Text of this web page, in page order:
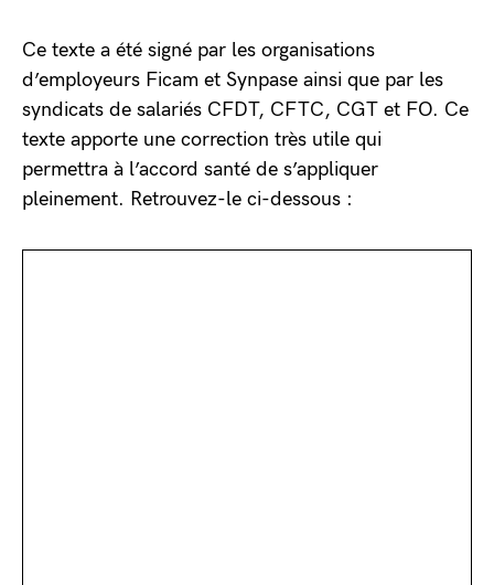
Ce texte a été signé par les organisations
d’employeurs Ficam et Synpase ainsi que par les
syndicats de salariés CFDT, CFTC, CGT et FO. Ce
texte apporte une correction très utile qui
permettra à l’accord santé de s’appliquer
pleinement. Retrouvez-le ci-dessous :